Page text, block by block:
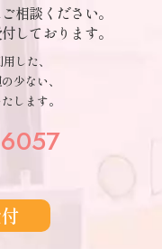
相談ください。
しております。
した、
少ない、
します。